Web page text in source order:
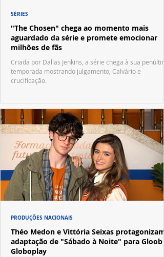
"The Chosen" chega ao momento mais
aguardado da série e promete emocionar
milhões de fãs
Criada por Dallas Jenkins, a série chega à sua
temporada mostrando julgamento, Calvário e
crucificação.
SÉRIES
Théo Medon e Vittória Seixas protagonizam
adaptação de "Sábado à Noite" para Gloob e
Globoplay
PRODUÇÕES NACIONAIS